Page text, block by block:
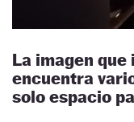
La imagen que
encuentra
solo espacio